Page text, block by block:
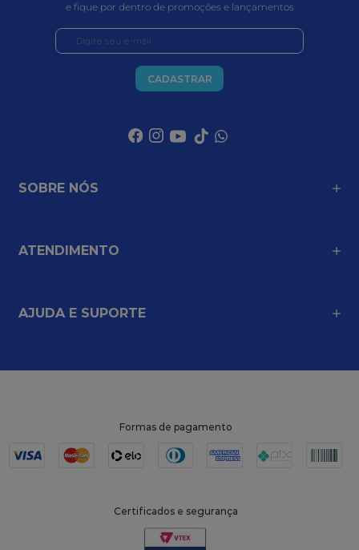
e fique por dentro de promoções e lançamentos
CADASTRAR
SOBRE NÓS
ATENDIMENTO
AJUDA E SUPORTE
Formas de pagamento
Certificados e segurança